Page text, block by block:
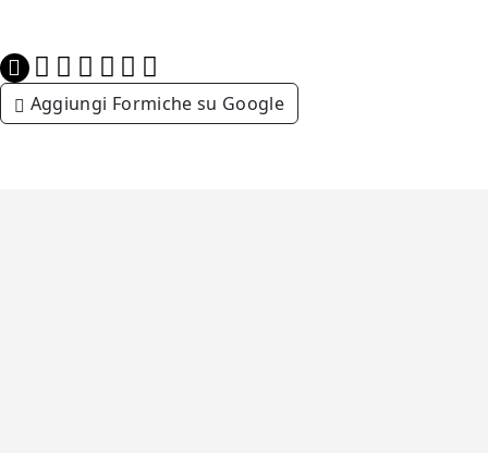
Aggiungi Formiche su Google